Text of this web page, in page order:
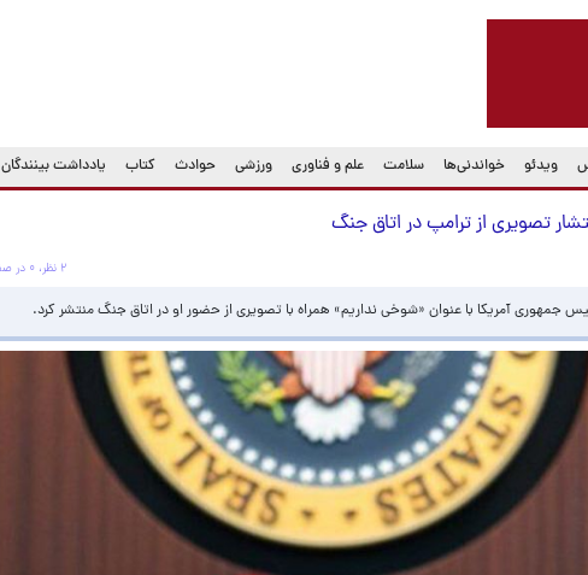
ویدئو خواندنی‌ها سلامت علم و فناوری ورزشی حوادث کتاب یادداشت بینندگان
تصویری از ترامپ در اتاق جنگ
۲ نظر، ۰ در صف انتشار و ۰ تکراری یا غیرقابل انتشار
جمهوری آمریکا با عنوان «شوخی نداریم» همراه با تصویری از حضور او در اتاق جنگ منتشر کرد.